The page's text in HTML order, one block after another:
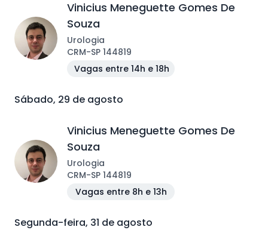
Vinicius Meneguette Gomes De
Souza
Urologia
CRM-SP 144819
Vagas entre 14h e 18h
Sábado, 29 de agosto
Vinicius Meneguette Gomes De
Souza
Urologia
CRM-SP 144819
Vagas entre 8h e 13h
Segunda-feira, 31 de agosto